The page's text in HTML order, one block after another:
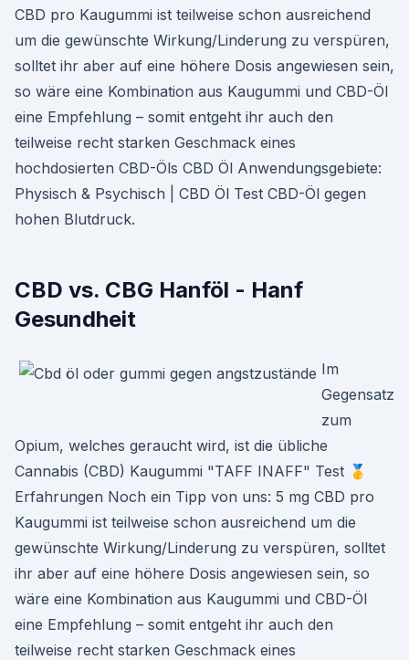
CBD pro Kaugummi ist teilweise schon ausreichend
um die gewünschte Wirkung/Linderung zu verspüren,
solltet ihr aber auf eine höhere Dosis angewiesen sein,
so wäre eine Kombination aus Kaugummi und CBD-Öl
eine Empfehlung – somit entgeht ihr auch den
teilweise recht starken Geschmack eines
hochdosierten CBD-Öls CBD Öl Anwendungsgebiete:
Physisch & Psychisch | CBD Öl Test CBD-Öl gegen
hohen Blutdruck.
CBD vs. CBG Hanföl - Hanf
Gesundheit
Im
Gegensatz
zum
Opium, welches geraucht wird, ist die übliche
Cannabis (CBD) Kaugummi "TAFF INAFF" Test 🥇
Erfahrungen Noch ein Tipp von uns: 5 mg CBD pro
Kaugummi ist teilweise schon ausreichend um die
gewünschte Wirkung/Linderung zu verspüren, solltet
ihr aber auf eine höhere Dosis angewiesen sein, so
wäre eine Kombination aus Kaugummi und CBD-Öl
eine Empfehlung – somit entgeht ihr auch den
teilweise recht starken Geschmack eines